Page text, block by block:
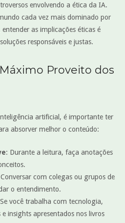
envolvendo a ética da IA.
cada vez mais dominado por
as implicações éticas é
responsáveis e justas.
Proveito dos
artificial, é importante ter
absorver melhor o conteúdo:
: Durante a leitura, faça anotações
com colegas ou grupos de
o entendimento.
você trabalha com tecnologia,
insights apresentados nos livros